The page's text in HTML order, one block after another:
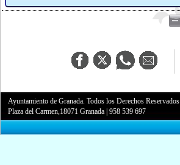
Ayuntamiento de Granada. Todos los Derechos Reservados.
Plaza del Carmen,18071 Granada |958 539 697